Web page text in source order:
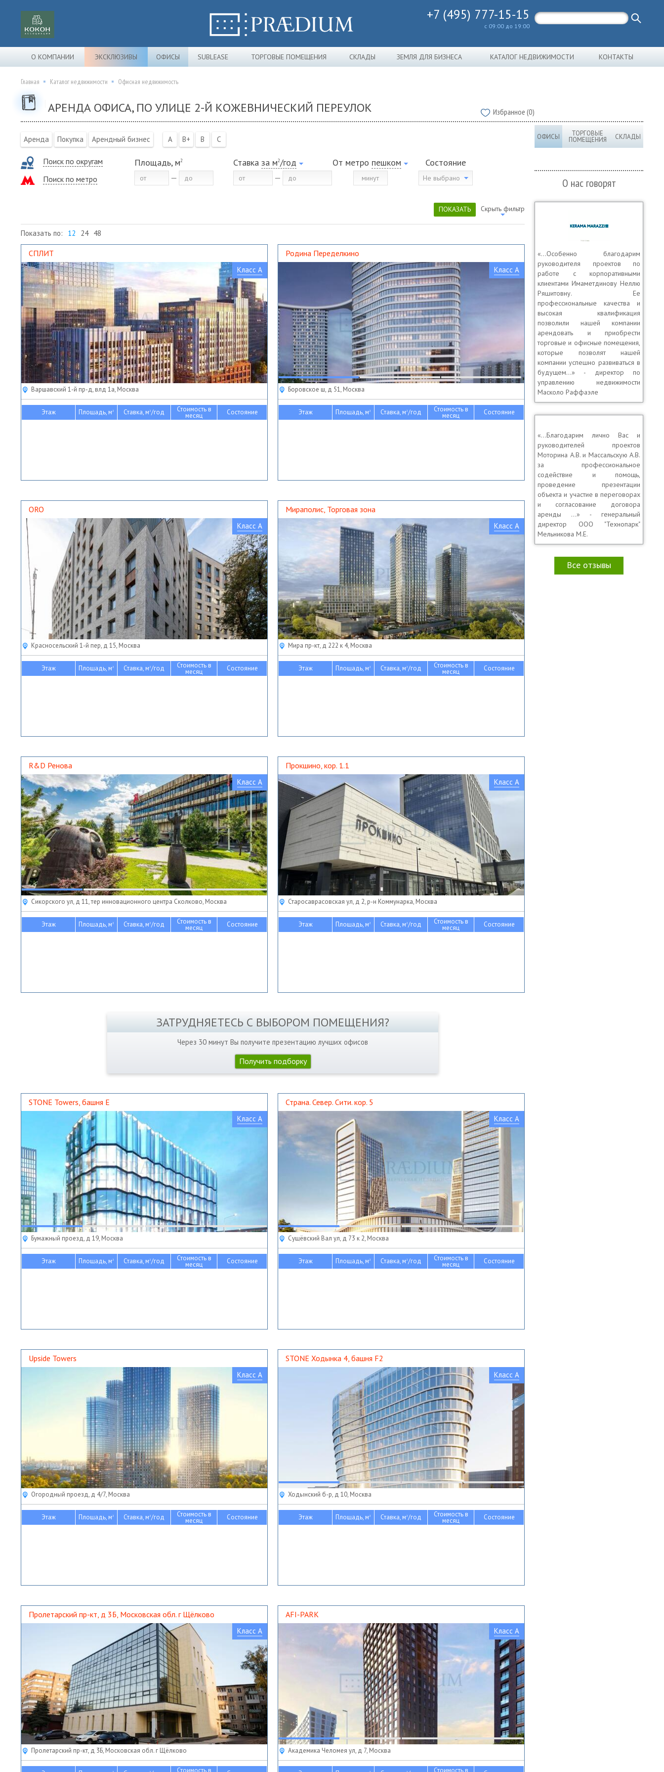
+7 (495) 777-15-15
с 09:00 до 19:00
О КОМПАНИИ ЭКСКЛЮЗИВЫ ОФИСЫ SUBLEASE ТОРГОВЫЕ ПОМЕЩЕНИЯ СКЛАДЫ ЗЕМЛЯ ДЛЯ БИЗНЕСА КАТАЛОГ НЕДВИЖИМОСТИ КОНТАКТЫ
Главная Каталог недвижимости Офисная недвижимость
АРЕНДА ОФИСА, ПО УЛИЦЕ 2-Й КОЖЕВНИЧЕСКИЙ ПЕРЕУЛОК Избранное (0)
Аренда Покупка Арендный бизнес A B+ B C
Поиск по округам
Поиск по метро
Площадь, м2 Ставка за м2/год От метро пешком Состояние
Не выбрано
ПОКАЗАТЬ Скрыть фильтр
Показать по: 12 24 48
СПЛИТ
Класс A
Варшавский 1-й пр-д, влд 1а, Москва
Этаж Площадь, м2 Ставка, м2/год Стоимость в
месяц Состояние
Родина Переделкино
Класс A
Боровское ш, д 51, Москва
Этаж Площадь, м2 Ставка, м2/год Стоимость в
месяц Состояние
ORO
Класс A
Красносельский 1-й пер, д 15, Москва
Этаж Площадь, м2 Ставка, м2/год Стоимость в
месяц Состояние
Мираполис, Торговая зона
Класс A
Мира пр-кт, д 222 к 4, Москва
Этаж Площадь, м2 Ставка, м2/год Стоимость в
месяц Состояние
R&D Ренова
Класс A
Сикорского ул, д 11, тер инновационного центра Сколково, Москва
Этаж Площадь, м2 Ставка, м2/год Стоимость в
месяц Состояние
Прокшино, кор. 1.1
Класс A
Старосаврасовская ул, д 2, р-н Коммунарка, Москва
Этаж Площадь, м2 Ставка, м2/год Стоимость в
месяц Состояние
ЗАТРУДНЯЕТЕСЬ С ВЫБОРОМ ПОМЕЩЕНИЯ?
Через 30 минут Вы получите презентацию лучших офисов
Получить подборку
STONE Towers, башня Е
Класс A
Бумажный проезд, д 19, Москва
Этаж Площадь, м2 Ставка, м2/год Стоимость в
месяц Состояние
Страна. Север. Сити. кор. 5
Класс A
Сущёвский Вал ул, д 73 к 2, Москва
Этаж Площадь, м2 Ставка, м2/год Стоимость в
месяц Состояние
Upside Towers
Класс A
Огородный проезд, д 4/7, Москва
Этаж Площадь, м2 Ставка, м2/год Стоимость в
месяц Состояние
STONE Ходынка 4, башня F2
Класс A
Ходынский б-р, д 10, Москва
Этаж Площадь, м2 Ставка, м2/год Стоимость в
месяц Состояние
Пролетарский пр-кт, д 3Б, Московская обл. г Щёлково
Класс A
Пролетарский пр-кт, д 3Б, Московская обл. г Щёлково
Стоимость в
AFI-PARK
Класс A
Академика Челомея ул, д 7, Москва
Стоимость в
ОФИСЫ ТОРГОВЫЕ
ПОМЕЩЕНИЯ СКЛАДЫ
О нас говорят
«…Особенно благодарим
руководителя проектов по
работе с корпоративными
клиентами Имаметдинову Неллю
Ряшитовну. Ее
профессиональные качества и
высокая квалификация
позволили нашей компании
арендовать и приобрести
торговые и офисные помещения,
которые позволят нашей
компании успешно развиваться в
будущем...» - директор по
управлению недвижимости
Масколо Раффаэле
«…Благодарим лично Вас и
руководителей проектов
Моторина А.В. и Массальскую А.В.
за профессиональное
содействие и помощь,
проведение презентации
объекта и участие в переговорах
и согласование договора
аренды …» - генеральный
директор OOO "Технопарк"
Мельникова М.Е.
Все отзывы